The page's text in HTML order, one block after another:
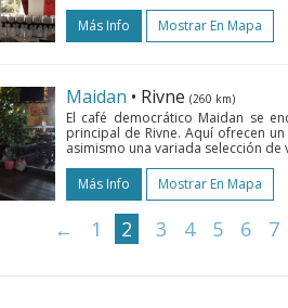
Más Info
Mostrar En Mapa
Maidan • Rivne (260 km)
El café democrático Maidan se
principal de Rivne. Aquí ofrecen
asimismo una variada selección
Más Info
Mostrar En Mapa
← 1 2 3 4 5 6 7